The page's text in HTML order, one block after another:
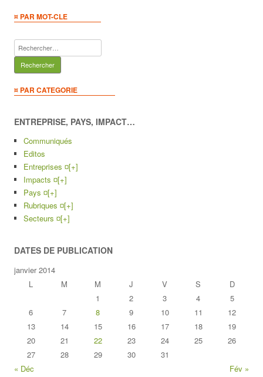
¤ PAR MOT-CLE
Rechercher :
¤ PAR CATEGORIE
ENTREPRISE, PAYS, IMPACT…
Communiqués
Editos
Entreprises ¤[+]
Impacts ¤[+]
Pays ¤[+]
Rubriques ¤[+]
Secteurs ¤[+]
DATES DE PUBLICATION
janvier 2014
L
M M J V S
D
1
2 3 4
5
6
7 8 9 10 11
12
13
14 15 16 17 18
19
20
21 22 23 24 25
26
27
28 29 30
31
« Déc
Fév »